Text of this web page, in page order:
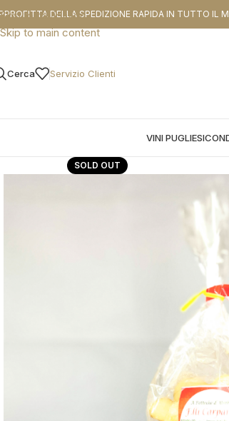
Skip to navigation
Skip to main content
DELLA SPEDIZIONE RAPIDA IN TUTTO IL
Cerca Servizio Clienti
VINI PUGLIESI
SOLD OUT